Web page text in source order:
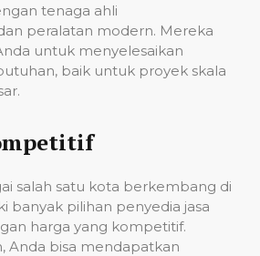
tenaga ahli
peralatan modern. Mereka
untuk menyelesaikan
baik untuk proyek skala
salah satu kota berkembang di
banyak pilihan penyedia jasa
harga yang kompetitif.
Anda bisa mendapatkan